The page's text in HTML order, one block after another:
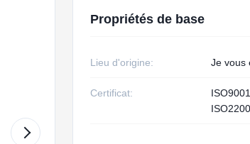
Propriétés de base
Lieu d'origine: Je vous
Certificat: